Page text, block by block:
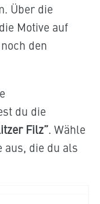
Über die
Motive auf
den
du die
Filz”. Wähle
aus, die du als